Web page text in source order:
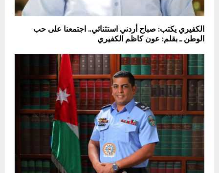
الكفيري يكتب: صباح أردني استثنائي.. اجتمعنا على حب
الوطن ـ بقلم: عون كاظم الكفيري